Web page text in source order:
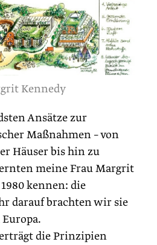
Kennedy
Ansätze zur
Maßnahmen – von
Häuser bis hin zu
meine Frau Margrit
kennen: die
darauf brachten wir sie
die Prinzipien